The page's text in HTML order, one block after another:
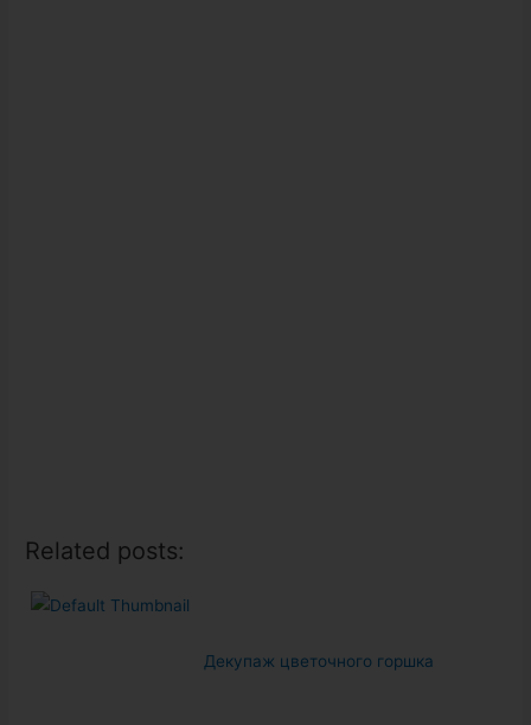
Related posts:
Декупаж цветочного горшка